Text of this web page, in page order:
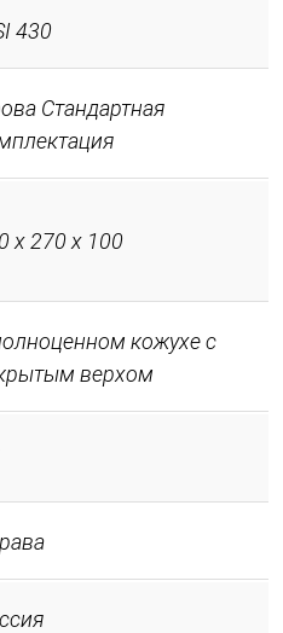
430
Стандартная
х 270 х 100
кожухе с
верхом